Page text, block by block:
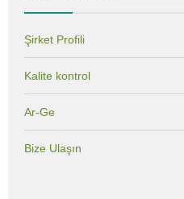
Şirket Profili
Kalite kontrol
Ar-Ge
Bize Ulaşın